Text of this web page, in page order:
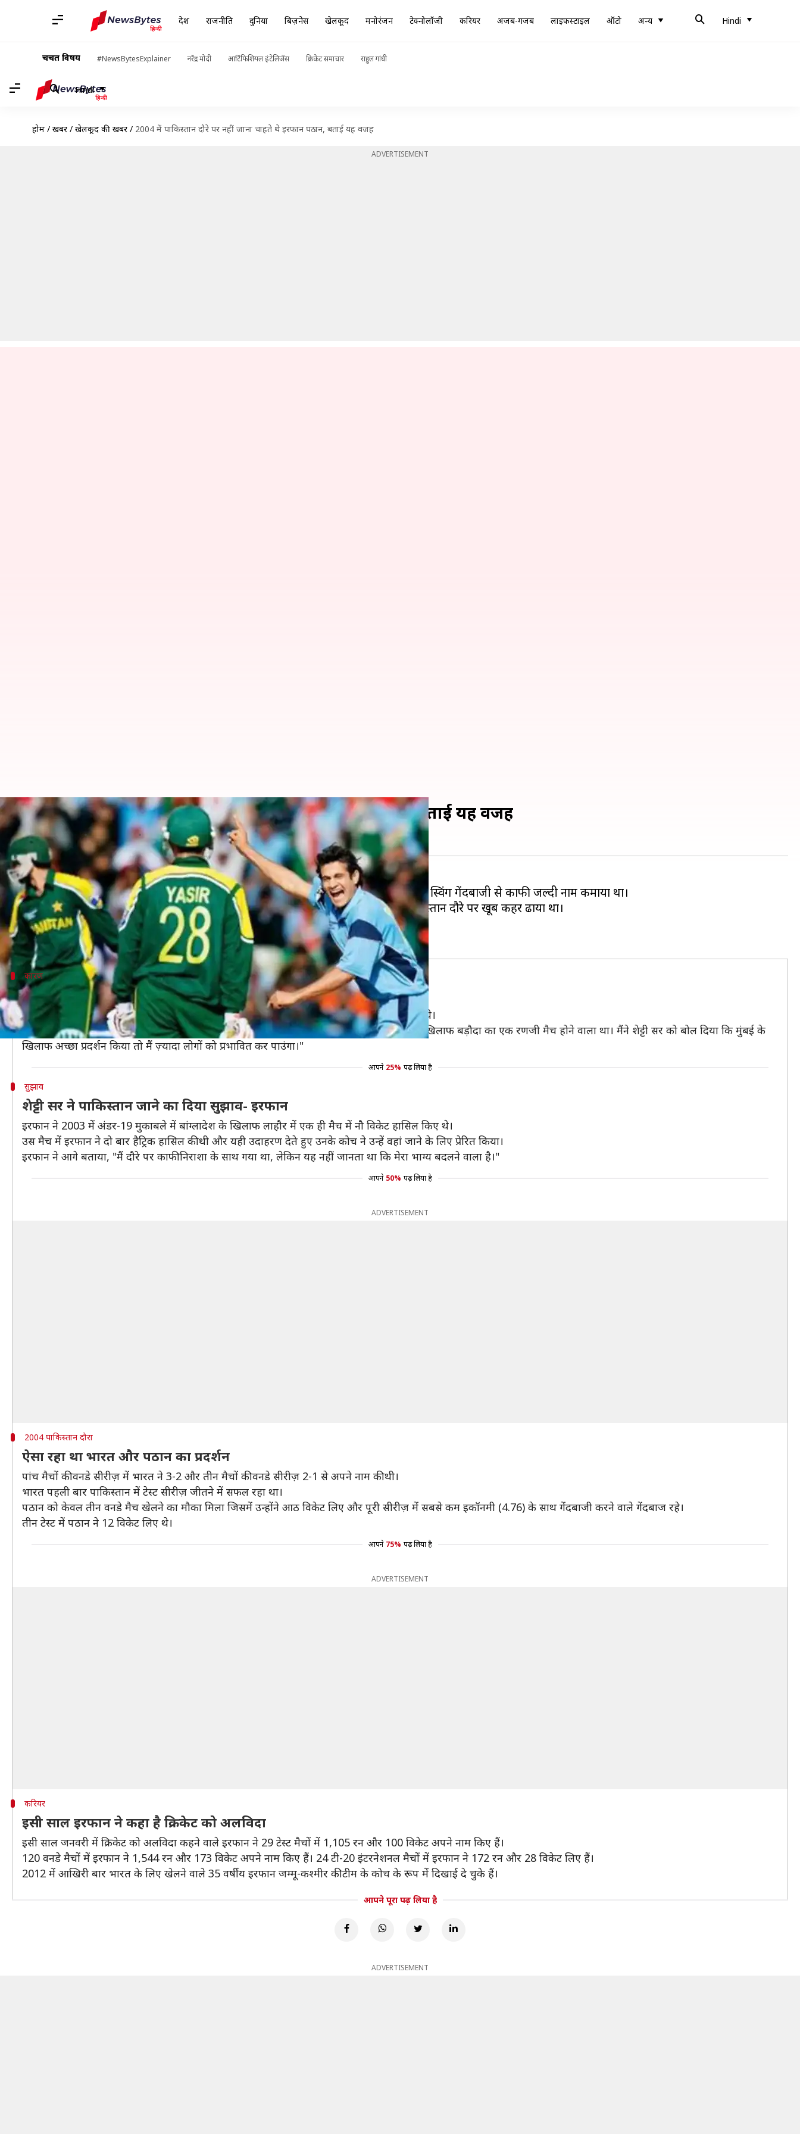
देश राजनीति दुनिया बिज़नेस खेलकूद मनोरंजन टेक्नोलॉजी करियर अजब-गजब लाइफस्टाइल ऑटो अन्य Hindi
चर्चित विषय #NewsBytesExplainer नरेंद्र मोदी आर्टिफिशियल इंटेलिजेंस क्रिकेट समाचार राहुल गांधी
Hindi
होम / खबरें / खेलकूद की खबरें / 2004 में पाकिस्तान दौरे पर नहीं जाना चाहते थे इरफान पठान, बताई यह वजह
ADVERTISEMENT
2004 में पाकिस्तान दौरे पर नहीं जाना चाहते थे इरफान पठान, बताई यह वजह
लेखन Neeraj Pandey May 15, 2020 03:30 pm
क्या है खबर?
पूर्व भारतीय क्रिकेटर इरफान पठान ने भारत के लिए काफी अच्छा प्रदर्शन किया है और उन्होंने अपनी स्विंग गेंदबाजी से काफी जल्दी नाम कमाया था।
टेस्ट क्रिकेट के पहले ओवर में हैट्रिक लेने वाले पहले और इकलौते गेंदबाज इरफान ने 2004 में पाकिस्तान दौरे पर खूब कहर ढाया था।
हालांकि, इरफान ने अब खुलासा किया है कि वह उस दौरे पर जाना ही नहीं चाहते थे।
कारण
मुंबई के खिलाफ रणजी ट्रॉफी मैच खेलना चाहते थे इरफान
19 साल की उम्र में ऑस्ट्रेलिया में अपना डेब्यू कर चुके इरफान 2004 पाकिस्तान दौरे पर नहीं जाना चाहते थे।
उन्होंने सुरेश रैना के साथ इंस्टाग्राम लाइव वीडियो में कहा, "मैं उस दौरे पर नहीं जाना चाहता था। मुंबई के खिलाफ बड़ौदा का एक रणजी मैच होने वाला था। मैंने शेट्टी सर को बोल दिया कि मुंबई के
खिलाफ अच्छा प्रदर्शन किया तो मैं ज़्यादा लोगों को प्रभावित कर पाउंगा।"
आपने 25% पढ़ लिया है
सुझाव
शेट्टी सर ने पाकिस्तान जाने का दिया सुझाव- इरफान
इरफान ने 2003 में अंडर-19 मुकाबले में बांग्लादेश के खिलाफ लाहौर में एक ही मैच में नौ विकेट हासिल किए थे।
उस मैच में इरफान ने दो बार हैट्रिक हासिल की थी और यही उदाहरण देते हुए उनके कोच ने उन्हें वहां जाने के लिए प्रेरित किया।
इरफान ने आगे बताया, "मैं दौरे पर काफी निराशा के साथ गया था, लेकिन यह नहीं जानता था कि मेरा भाग्य बदलने वाला है।"
आपने 50% पढ़ लिया है
ADVERTISEMENT
2004 पाकिस्तान दौरा
ऐसा रहा था भारत और पठान का प्रदर्शन
पांच मैचों की वनडे सीरीज़ में भारत ने 3-2 और तीन मैचों की वनडे सीरीज़ 2-1 से अपने नाम की थी।
भारत पहली बार पाकिस्तान में टेस्ट सीरीज़ जीतने में सफल रहा था।
पठान को केवल तीन वनडे मैच खेलने का मौका मिला जिसमें उन्होंने आठ विकेट लिए और पूरी सीरीज़ में सबसे कम इकॉनमी (4.76) के साथ गेंदबाजी करने वाले गेंदबाज रहे।
तीन टेस्ट में पठान ने 12 विकेट लिए थे।
आपने 75% पढ़ लिया है
ADVERTISEMENT
करियर
इसी साल इरफान ने कहा है क्रिकेट को अलविदा
इसी साल जनवरी में क्रिकेट को अलविदा कहने वाले इरफान ने 29 टेस्ट मैचों में 1,105 रन और 100 विकेट अपने नाम किए हैं।
120 वनडे मैचों में इरफान ने 1,544 रन और 173 विकेट अपने नाम किए हैं। 24 टी-20 इंटरनेशनल मैचों में इरफान ने 172 रन और 28 विकेट लिए हैं।
2012 में आखिरी बार भारत के लिए खेलने वाले 35 वर्षीय इरफान जम्मू-कश्मीर की टीम के कोच के रूप में दिखाई दे चुके हैं।
आपने पूरा पढ़ लिया है
ADVERTISEMENT